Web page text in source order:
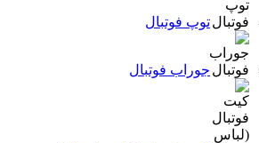
توپ فوتبال
جوراب فوتبال